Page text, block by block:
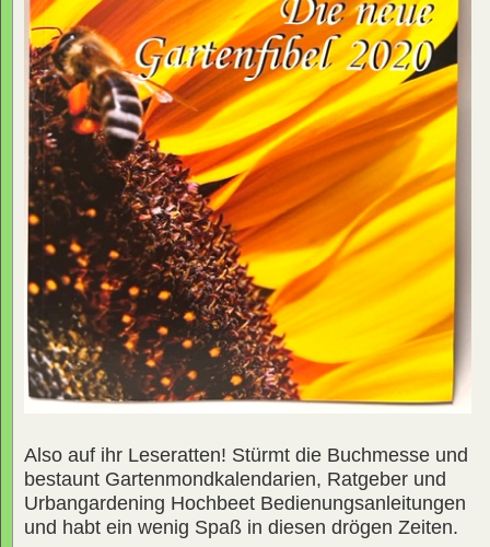
Also auf ihr Leseratten! Stürmt die Buchmesse und
bestaunt Gartenmondkalendarien, Ratgeber und
Urbangardening Hochbeet Bedienungsanleitungen
und habt ein wenig Spaß in diesen drögen Zeiten.